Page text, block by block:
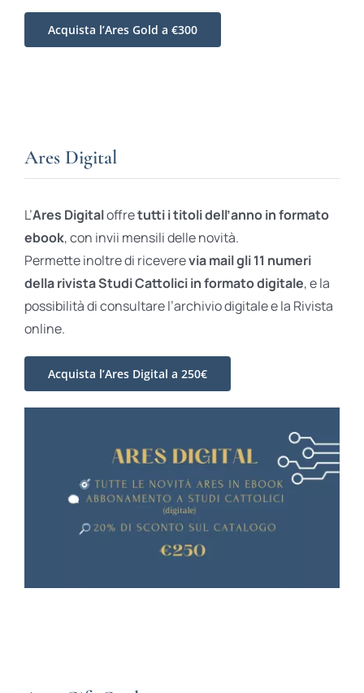
Acquista l’Ares Gold a €300
Ares Digital
L’Ares Digitaloffretutti i titoli dell’anno in formato
ebook, con invii mensili delle novità.
Permette inoltre di riceverevia mail gli 11 numeri
della rivista Studi Cattolici in formato digitale, e la
possibilità di consultare l’archivio digitale e la Rivista
online.
Acquista l’Ares Digital a 250€